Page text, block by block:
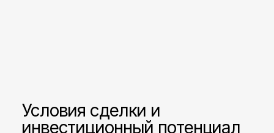
Условия сделки и
инвестиционный потенциал